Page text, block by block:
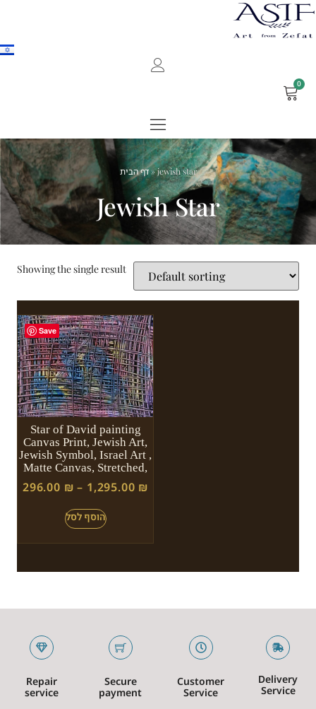
0
דף הבית»jewish star
Jewish Star
Showing the single result
Save
Star of David painting
Canvas Print, Jewish Art,
Jewish Symbol, Israel Art ,
Matte Canvas, Stretched,
296.00 ₪ – 1,295.00 ₪
Repair
service
Secure
payment
Customer
Service
Delivery
Service